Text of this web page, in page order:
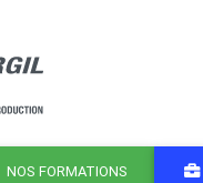
NOS FORMATIONS